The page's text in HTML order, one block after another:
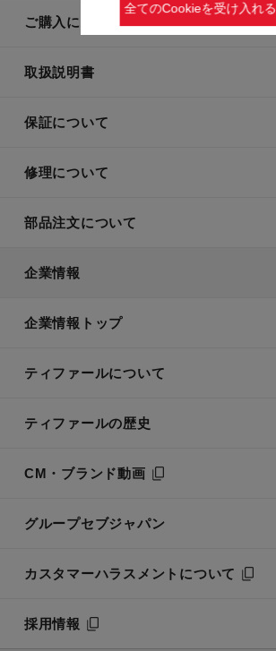
ご購入についてのお問い合わせ
取扱説明書
保証について
修理について
部品注文について
企業情報
企業情報トップ
ティファールについて
ティファールの歴史
CM・ブランド動画
グループセブジャパン
カスタマーハラスメントについて
採用情報
全てのCookieを受け入れる